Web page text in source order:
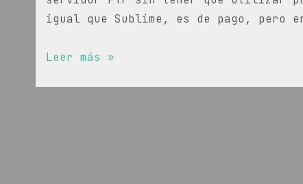
igual que Sublime, es de pago, pero
Configuración
Leer más »